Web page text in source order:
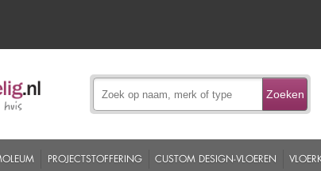
Zoeken
PROJECTSTOFFERING CUSTOM DESIGN-VLOEREN